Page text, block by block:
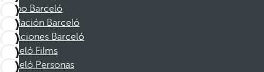
Grupo Barceló
Fundación Barceló
Vacaciones Barceló
Barceló Films
Barceló Personas